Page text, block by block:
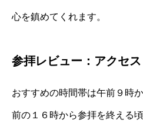
心を鎮めてくれます。
参拝レビュー：アクセ
おすすめの時間帯は午前９時
前の１６時から参拝を終える